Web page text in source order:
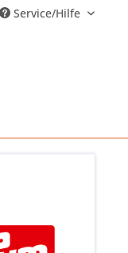
Service/Hilfe